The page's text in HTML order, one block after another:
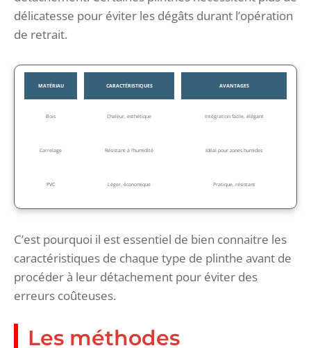
délicatesse pour éviter les dégâts durant l’opération
de retrait.
MATÉRIAU CARACTÉRISTIQUES AVANTAGES
Bois Chaleur, esthétique Intégration facile, élégant
Carrelage Résistant à l’humidité Idéal pour zones humides
PVC Léger, économique Pratique, résistant
C’est pourquoi il est essentiel de bien connaitre les
caractéristiques de chaque type de plinthe avant de
procéder à leur détachement pour éviter des
erreurs coûteuses.
Les méthodes